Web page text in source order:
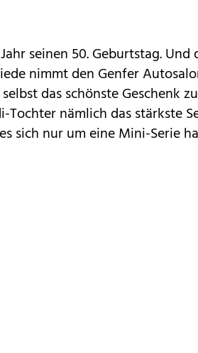
seinen 50. Geburtstag. Und
nimmt den Genfer
das schönste Geschenk
nämlich das stärkste
sich nur um eine Mini-Serie